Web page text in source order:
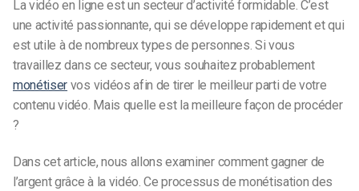
La vidéo en ligne est un secteur d’activité formidable. C’est
une activité passionnante, qui se développe rapidement et qui
est utile à de nombreux types de personnes. Si vous
travaillez dans ce secteur, vous souhaitez probablement
monétiser vos vidéos afin de tirer le meilleur parti de votre
contenu vidéo. Mais quelle est la meilleure façon de procéder
?
Dans cet article, nous allons examiner comment gagner de
l’argent grâce à la vidéo. Ce processus de monétisation des